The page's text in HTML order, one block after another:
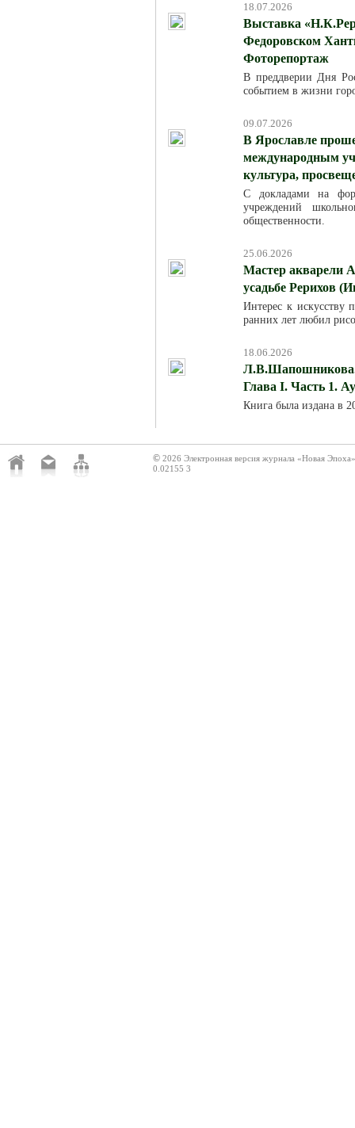
18.07.2026
Выставка
Федоровском
Фоторепортаж
В преддверии Дня
событием в жизни
09.07.2026
В Ярославле
международным
культура,
С докладами на
учреждений
общественности.
25.06.2026
Мастер акварели
усадьбе Рерихов
Интерес к искусству
ранних лет любил
18.06.2026
Л.В.Шапошникова.
Глава I. Часть 1.
Книга была издана в
© 2026 Электронная версия журнала «Новая Эпоха»
0.02155 3